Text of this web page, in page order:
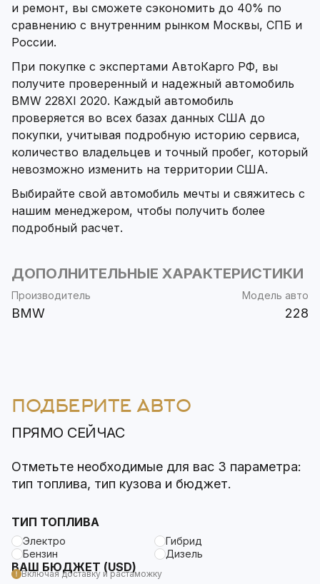
и ремонт, вы сможете сэкономить до 40% по
сравнению с внутренним рынком Москвы, СПБ и
России.
При покупке с экспертами АвтоКарго РФ, вы
получите проверенный и надежный автомобиль
BMW 228XI 2020. Каждый автомобиль
проверяется во всех базах данных США до
покупки, учитывая подробную историю сервиса,
количество владельцев и точный пробег, который
невозможно изменить на территории США.
Выбирайте свой автомобиль мечты и свяжитесь с
нашим менеджером, чтобы получить более
подробный расчет.
ДОПОЛНИТЕЛЬНЫЕ ХАРАКТЕРИСТИКИ
Производитель
BMW
Модель авто
228
ПОДБЕРИТЕ АВТО
ПРЯМО СЕЙЧАС
Отметьте необходимые для вас 3 параметра:
тип топлива, тип кузова и бюджет.
ТИП ТОПЛИВА
Электро
Гибрид
Бензин
Дизель
ВАШ БЮДЖЕТ (USD)
Включая доставку и растаможку